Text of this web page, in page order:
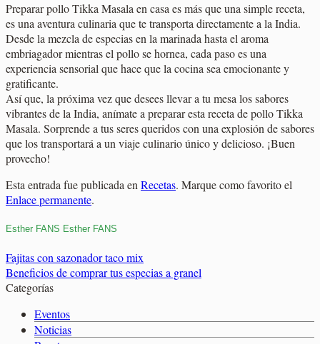
Preparar pollo Tikka Masala en casa es más que una simple receta,
es una aventura culinaria que te transporta directamente a la India.
Desde la mezcla de especias en la marinada hasta el aroma
embriagador mientras el pollo se hornea, cada paso es una
experiencia sensorial que hace que la cocina sea emocionante y
gratificante.
Así que, la próxima vez que desees llevar a tu mesa los sabores
vibrantes de la India, anímate a preparar esta receta de pollo Tikka
Masala. Sorprende a tus seres queridos con una explosión de sabores
que los transportará a un viaje culinario único y delicioso. ¡Buen
provecho!
Esta entrada fue publicada enRecetas. Marque como favorito el
Enlace permanente.
Esther FANS Esther FANS
Fajitas con sazonador taco mix
Beneficios de comprar tus especias a granel
Categorías
Eventos
Noticias